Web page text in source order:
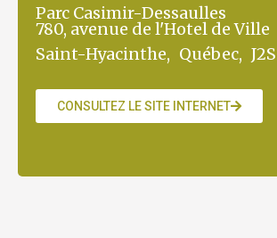
Parc Casimir-Dessaulles
780, avenue de l'Hotel de Ville
Saint-Hyacinthe, Québec,
CONSULTEZ LE SITE INTERNET